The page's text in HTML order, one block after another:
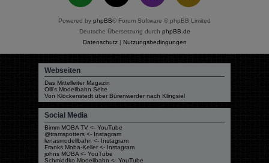
Powered by phpBB® Forum Software © phpBB Limited
Deutsche Übersetzung durch phpBB.de
Datenschutz| Nutzungsbedingungen
Webseiten
Das Mittelleiter Magazin
Olli's Modellbahn Seite
Von Klockenstedt über Bürenwerder nach Klingsiel
Social Media
Bimm MOBA TV <- YouTube
@tramspotters <- Instagram
lenasmodellbahn <- Instagram
Franks Moba-Keller <- Instagram
johns MOBA <- YouTube
Schmiddko Modellbahn <- YouTube